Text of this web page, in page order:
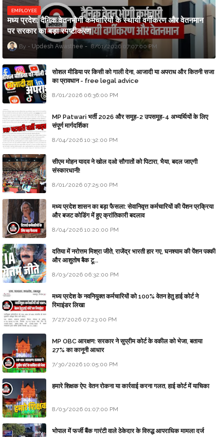
EMPLOYEE
मध्य प्रदेश: दैनिक वेतनभोगी कर्मचारियों के स्थायी वर्गीकरण और वेतनमान
पर सरकार का बड़ा स्पष्टीकरण
Updesh Awasthee 8/01/2026 07:07:00 PM
सोशल मीडिया पर किसी को गाली देना, आजादी या अपराध और कितनी सजा
का प्रावधान - free legal advice
8/01/2026 06:36:00 PM
MP Patwari भर्ती 2026 और समूह-2 उपसमूह-4 अभ्यर्थियों के लिए
संपूर्ण मार्गदर्शिका
8/04/2026 10:32:00 PM
सीएम मोहन यादव ने खोल दओ सौगातों को पिटारा, भैया, बदल जाएगी
संस्कारधानी!
8/01/2026 07:25:00 PM
मध्य प्रदेश शासन का बड़ा फैसला: सेवानिवृत्त कर्मचारियों की पेंशन प्रक्रिया
और बजट कोडिंग में हुए क्रांतिकारी बदलाव
8/04/2026 10:20:00 PM
दतिया में नरोत्तम मिश्रा जीते, राजेंद्र भारती हार गए, घनश्याम की पेंशन पक्की
और आशुतोष बैक टू...
8/03/2026 06:32:00 PM
मध्य प्रदेश के नवनियुक्त कर्मचारियों को 100% वेतन हेतु हाई कोर्ट ने
रिमाइंडर लिखा
7/27/2026 07:23:00 PM
MP OBC आरक्षण: सरकार ने सुप्रीम कोर्ट के वकील को भेजा, बताया
27% का कानूनी आधार
7/30/2026 10:05:00 PM
हमारे शिक्षक ऐप: वेतन रोकना या कार्रवाई करना गलत, हाई कोर्ट में याचिका
8/03/2026 01:07:00 PM
भोपाल में फर्जी बैंक गारंटी वाले ठेकेदार के विरुद्ध आपराधिक मामला दर्ज